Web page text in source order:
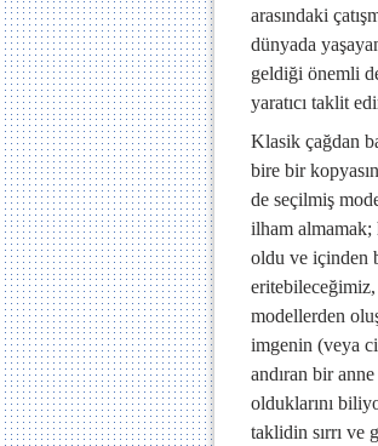
arasındaki
dünyada
geldiği önemli
yaratıcı taklit
Klasik çağdan
bire bir
de seçilmiş
ilham almamak;
oldu ve içinden
modellerden
imgenin (veya
andıran bir
olduklarını
taklidin sırrı ve